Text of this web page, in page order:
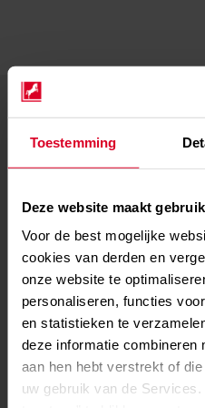
Toestemming
Deze website maakt
Voor de best mogelijke
cookies van derden en
onze website te
personaliseren, functies
en statistieken te
deze informatie combineren
aan hen hebt verstrekt of
uw gebruik van de
Koelen met R-32
compromissen
Laat u niet misleiden door de
koelt uw omgeving krachtig en
airconditioningsystemen,
koeltoepassingen. Dit middel
koel klimaat, zelfs op de
R-32 is niet alleen de keuze
morgen. Dit koudemiddel